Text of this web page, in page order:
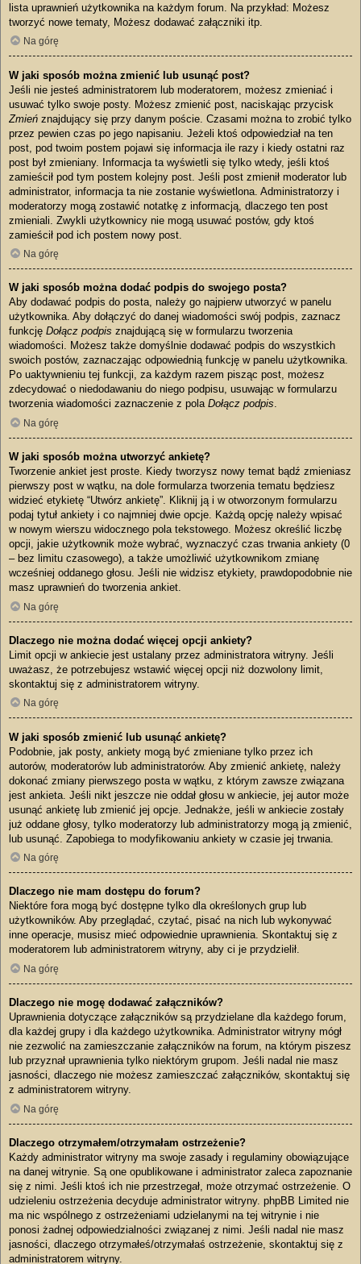
lista uprawnień użytkownika na każdym forum. Na przykład: Możesz
tworzyć nowe tematy, Możesz dodawać załączniki itp.
Na górę
W jaki sposób można zmienić lub usunąć post?
Jeśli nie jesteś administratorem lub moderatorem, możesz zmieniać i
usuwać tylko swoje posty. Możesz zmienić post, naciskając przycisk
Zmień znajdujący się przy danym poście. Czasami można to zrobić tylko
przez pewien czas po jego napisaniu. Jeżeli ktoś odpowiedział na ten
post, pod twoim postem pojawi się informacja ile razy i kiedy ostatni raz
post był zmieniany. Informacja ta wyświetli się tylko wtedy, jeśli ktoś
zamieścił pod tym postem kolejny post. Jeśli post zmienił moderator lub
administrator, informacja ta nie zostanie wyświetlona. Administratorzy i
moderatorzy mogą zostawić notatkę z informacją, dlaczego ten post
zmieniali. Zwykli użytkownicy nie mogą usuwać postów, gdy ktoś
zamieścił pod ich postem nowy post.
Na górę
W jaki sposób można dodać podpis do swojego posta?
Aby dodawać podpis do posta, należy go najpierw utworzyć w panelu
użytkownika. Aby dołączyć do danej wiadomości swój podpis, zaznacz
funkcję Dołącz podpis znajdującą się w formularzu tworzenia
wiadomości. Możesz także domyślnie dodawać podpis do wszystkich
swoich postów, zaznaczając odpowiednią funkcję w panelu użytkownika.
Po uaktywnieniu tej funkcji, za każdym razem pisząc post, możesz
zdecydować o niedodawaniu do niego podpisu, usuwając w formularzu
tworzenia wiadomości zaznaczenie z pola Dołącz podpis.
Na górę
W jaki sposób można utworzyć ankietę?
Tworzenie ankiet jest proste. Kiedy tworzysz nowy temat bądź zmieniasz
pierwszy post w wątku, na dole formularza tworzenia tematu będziesz
widzieć etykietę “Utwórz ankietę”. Kliknij ją i w otworzonym formularzu
podaj tytuł ankiety i co najmniej dwie opcje. Każdą opcję należy wpisać
w nowym wierszu widocznego pola tekstowego. Możesz określić liczbę
opcji, jakie użytkownik może wybrać, wyznaczyć czas trwania ankiety (0
– bez limitu czasowego), a także umożliwić użytkownikom zmianę
wcześniej oddanego głosu. Jeśli nie widzisz etykiety, prawdopodobnie nie
masz uprawnień do tworzenia ankiet.
Na górę
Dlaczego nie można dodać więcej opcji ankiety?
Limit opcji w ankiecie jest ustalany przez administratora witryny. Jeśli
uważasz, że potrzebujesz wstawić więcej opcji niż dozwolony limit,
skontaktuj się z administratorem witryny.
Na górę
W jaki sposób zmienić lub usunąć ankietę?
Podobnie, jak posty, ankiety mogą być zmieniane tylko przez ich
autorów, moderatorów lub administratorów. Aby zmienić ankietę, należy
dokonać zmiany pierwszego posta w wątku, z którym zawsze związana
jest ankieta. Jeśli nikt jeszcze nie oddał głosu w ankiecie, jej autor może
usunąć ankietę lub zmienić jej opcje. Jednakże, jeśli w ankiecie zostały
już oddane głosy, tylko moderatorzy lub administratorzy mogą ją zmienić,
lub usunąć. Zapobiega to modyfikowaniu ankiety w czasie jej trwania.
Na górę
Dlaczego nie mam dostępu do forum?
Niektóre fora mogą być dostępne tylko dla określonych grup lub
użytkowników. Aby przeglądać, czytać, pisać na nich lub wykonywać
inne operacje, musisz mieć odpowiednie uprawnienia. Skontaktuj się z
moderatorem lub administratorem witryny, aby ci je przydzielił.
Na górę
Dlaczego nie mogę dodawać załączników?
Uprawnienia dotyczące załączników są przydzielane dla każdego forum,
dla każdej grupy i dla każdego użytkownika. Administrator witryny mógł
nie zezwolić na zamieszczanie załączników na forum, na którym piszesz
lub przyznał uprawnienia tylko niektórym grupom. Jeśli nadal nie masz
jasności, dlaczego nie możesz zamieszczać załączników, skontaktuj się
z administratorem witryny.
Na górę
Dlaczego otrzymałem/otrzymałam ostrzeżenie?
Każdy administrator witryny ma swoje zasady i regulaminy obowiązujące
na danej witrynie. Są one opublikowane i administrator zaleca zapoznanie
się z nimi. Jeśli ktoś ich nie przestrzegał, może otrzymać ostrzeżenie. O
udzieleniu ostrzeżenia decyduje administrator witryny. phpBB Limited nie
ma nic wspólnego z ostrzeżeniami udzielanymi na tej witrynie i nie
ponosi żadnej odpowiedzialności związanej z nimi. Jeśli nadal nie masz
jasności, dlaczego otrzymałeś/otrzymałaś ostrzeżenie, skontaktuj się z
administratorem witryny.